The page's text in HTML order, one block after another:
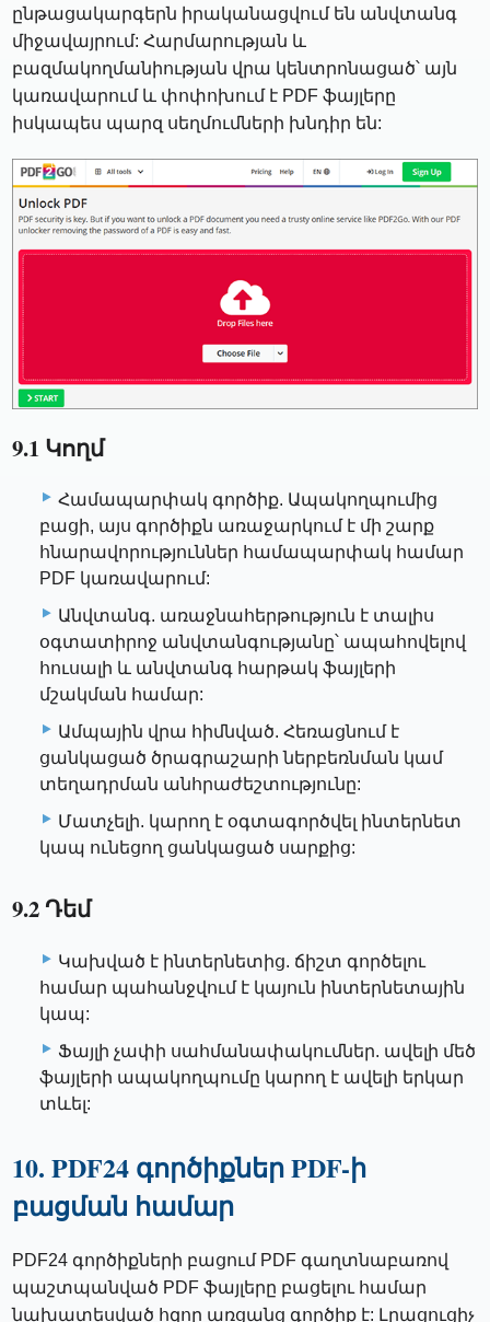
ընթացակարգերն իրականացվում են անվտանգ
միջավայրում: Հարմարության և
բազմակողմանիության վրա կենտրոնացած՝ այն
կառավարում և փոփոխում է PDF ֆայլերը
իսկապես պարզ սեղմումների խնդիր են:
9.1 Կողմ
Համապարփակ գործիք. Ապակողպումից
բացի, այս գործիքն առաջարկում է մի շարք
հնարավորություններ համապարփակ համար
PDF կառավարում:
Անվտանգ. առաջնահերթություն է տալիս
օգտատիրոջ անվտանգությանը՝ ապահովելով
հուսալի և անվտանգ հարթակ ֆայլերի
մշակման համար:
Ամպային վրա հիմնված. Հեռացնում է
ցանկացած ծրագրաշարի ներբեռնման կամ
տեղադրման անհրաժեշտությունը:
Մատչելի. կարող է օգտագործվել ինտերնետ
կապ ունեցող ցանկացած սարքից:
9.2 Դեմ
Կախված է ինտերնետից. ճիշտ գործելու
համար պահանջվում է կայուն ինտերնետային
կապ:
Ֆայլի չափի սահմանափակումներ. ավելի մեծ
ֆայլերի ապակողպումը կարող է ավելի երկար
տևել:
10. PDF24 գործիքներ PDF-ի
բացման համար
PDF24 գործիքների բացում PDF գաղտնաբառով
պաշտպանված PDF ֆայլերը բացելու համար
նախատեսված հզոր առցանց գործիք է: Լրացուցիչ